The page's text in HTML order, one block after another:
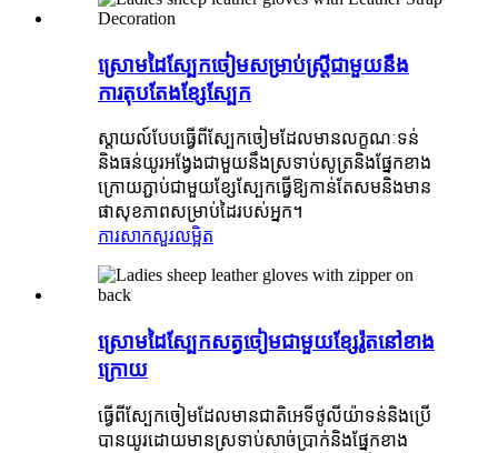
ស្រោមដៃស្បែកចៀមសម្រាប់ស្ត្រីជាមួយនឹង
ការតុបតែងខ្សែស្បែក
ស្តាយល៍បែបធ្វើពីស្បែកចៀមដែលមានលក្ខណៈទន់
និងធន់យូរអង្វែងជាមួយនឹងស្រទាប់សូត្រនិងផ្នែកខាង
ក្រោយភ្ជាប់ជាមួយខ្សែស្បែកធ្វើឱ្យកាន់តែសមនិងមាន
ផាសុខភាពសម្រាប់ដៃរបស់អ្នក។
ការសាកសួរលម្អិត
ស្រោមដៃស្បែកសត្វចៀមជាមួយខ្សែរ៉ូតនៅខាង
ក្រោយ
ធ្វើពីស្បែកចៀមដែលមានជាតិអេទីថូលីយ៉ាទន់និងប្រើ
បានយូរដោយមានស្រទាប់សាច់ប្រាក់និងផ្នែកខាង